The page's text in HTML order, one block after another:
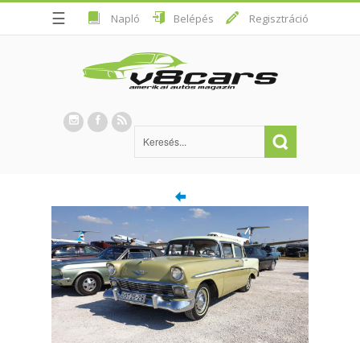
☰ Napló Belépés Regisztráció